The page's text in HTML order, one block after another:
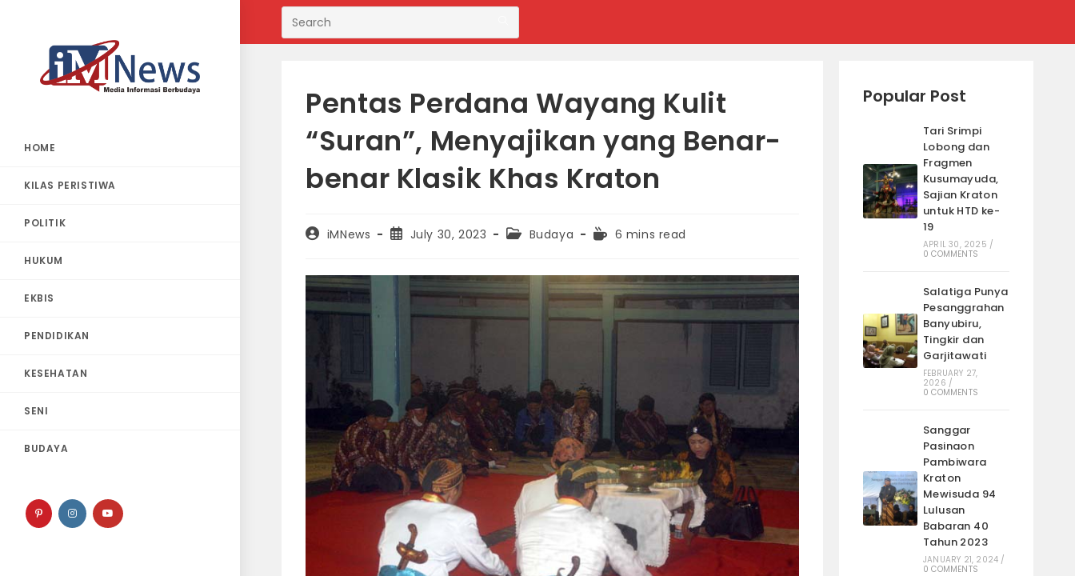
content
HOME
KILAS PERISTIWA
POLITIK
HUKUM
EKBIS
PENDIDIKAN
KESEHATAN
SENI
BUDAYA
Pentas Perdana Wayang Kulit
“Suran”, Menyajikan yang Benar-
benar Klasik Khas Kraton
PostiMNews
PostJuly 30, 2023
PostBudaya
Reading6 mins read
Popular Post
Tari Srimpi
Lobong dan
Fragmen
Kusumayuda,
Sajian Kraton
untuk HTD ke-
19
APRIL 30, 2025 /
0 COMMENTS
Salatiga Punya
Pesanggrahan
Banyubiru,
Tingkir dan
Garjitawati
FEBRUARY 27,
2026 /
0 COMMENTS
Sanggar
Pasinaon
Pambiwara
Kraton
Mewisuda 94
Lulusan
Babaran 40
Tahun 2023
JANUARY 21, 2024 /
0 COMMENTS